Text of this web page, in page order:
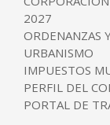
2027
ORDENANZAS
URBANISMO
IMPUESTOS
PERFIL DEL
PORTAL DE